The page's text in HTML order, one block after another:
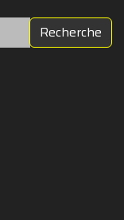
Recherche